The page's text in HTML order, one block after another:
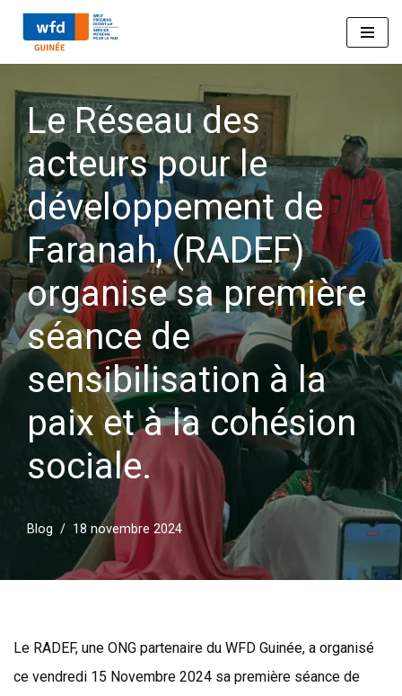
Aller
contenu
Le Réseau des
acteurs pour le
développement de
Faranah, (RADEF)
organise sa première
séance de
sensibilisation à la
paix et à la cohésion
sociale.
Blog 18 novembre 2024
Le RADEF, une ONG partenaire du WFD Guinée, a organisé
ce vendredi 15 Novembre 2024 sa première séance de